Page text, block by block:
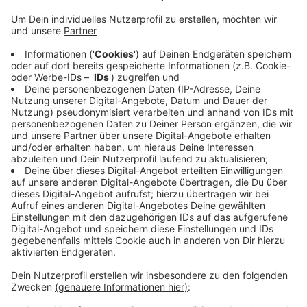
Anzeige
Die Bewohner mussten das Gebäude daraufhin
umgehend verlassen und wurden zur Kontrolle an den
Rettungsdienst übergeben. Währenddessen hat die
Feuerwehr eine erhöhte Kohlenstoffmonoxid-
Konzentration in dem Gebäude festgestellt. Ein
hinzugezogener Schornsteinfeger konnte das
schließlich auf einen technischen Defekt an der
Heizungsanlage zurückführen. Diese wurde umgehend
stillgelegt. Die Bewohner blieben unverletzt.
Anzeige